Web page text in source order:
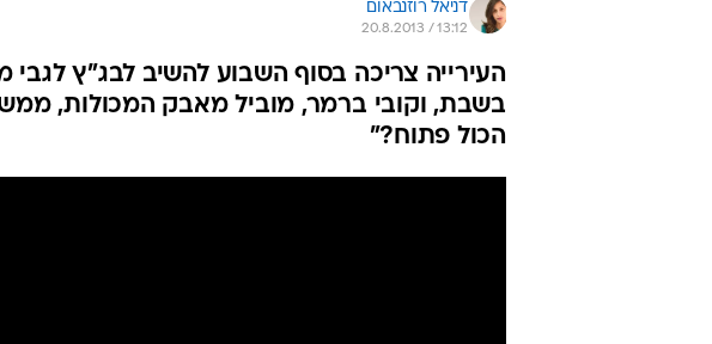
דניאל רוזנבאום
20.8.2013 / 13:12
העירייה צריכה בסוף השבוע להשיב לבג"ץ
בשבת, וקובי ברמר, מוביל מאבק המכולות,
הכול פתוח?"